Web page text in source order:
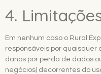
4.
Em nenhum caso o Rural
responsáveis ​​por quaisquer
danos por perda de dados
negócios) decorrentes do